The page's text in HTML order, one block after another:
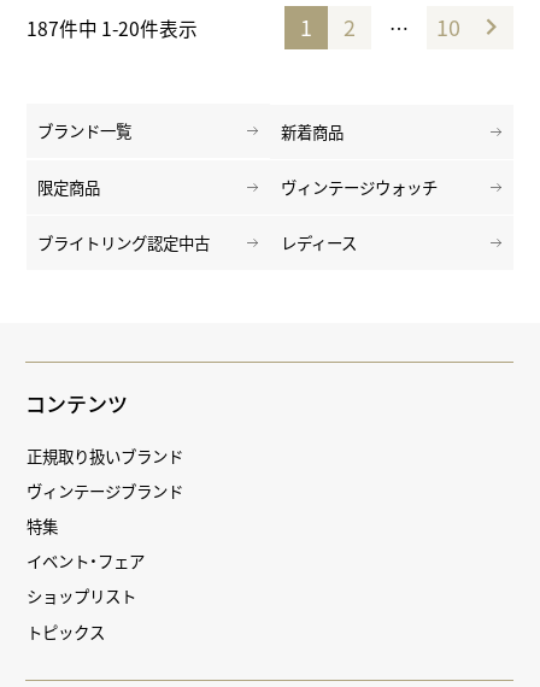
ブランド一覧 新着商品
限定商品 ヴィンテージウォッチ
ブライトリング認定中古 レディース
187件中 1-20件表示 1 2 … 10
コンテンツ
正規取り扱いブランド
ヴィンテージブランド
特集
イベント・フェア
ショップリスト
トピックス